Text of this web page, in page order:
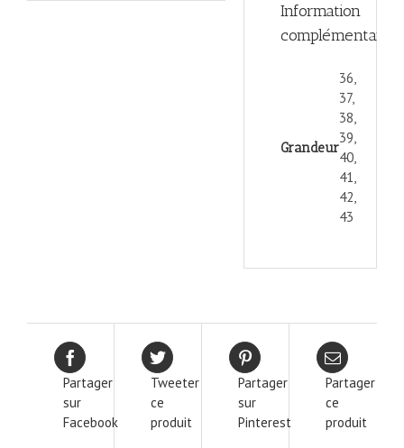
Information
complémentaire
Grandeur
36,
37,
38,
39,
40,
41,
42,
43
Partager
sur
Facebook
Tweeter
ce
produit
Partager
sur
Pinterest
Partager
ce
produit